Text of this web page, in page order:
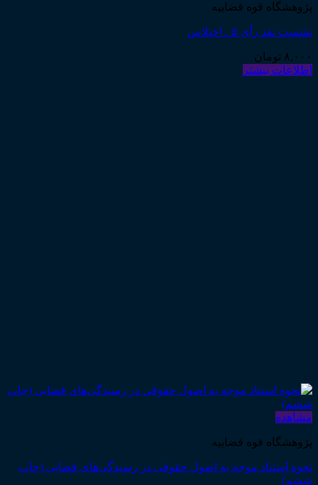
پژوهشگاه قوه قضاییه
نشست نقد رأی ۵ ـ اختلاس
۸,۰۰۰ تومان
اطلاعات بیشتر
مشاهده
پژوهشگاه قوه قضاییه
نحوه استناد موجه به اصول حقوقی در رسیدگی‌های قضایی (چاپ
ششم)